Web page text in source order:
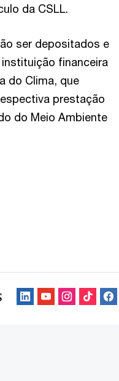
da CSLL.
ser depositados e
financeira
do Clima, que
prestação
do Meio Ambiente